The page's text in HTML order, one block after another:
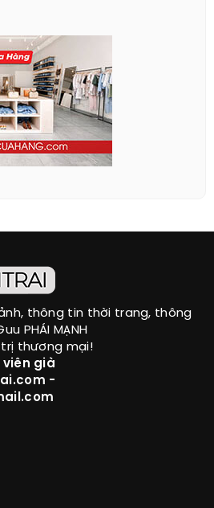
thông tin thời trang, thông
PHÁI MẠNH
thương mại!
viên già
-